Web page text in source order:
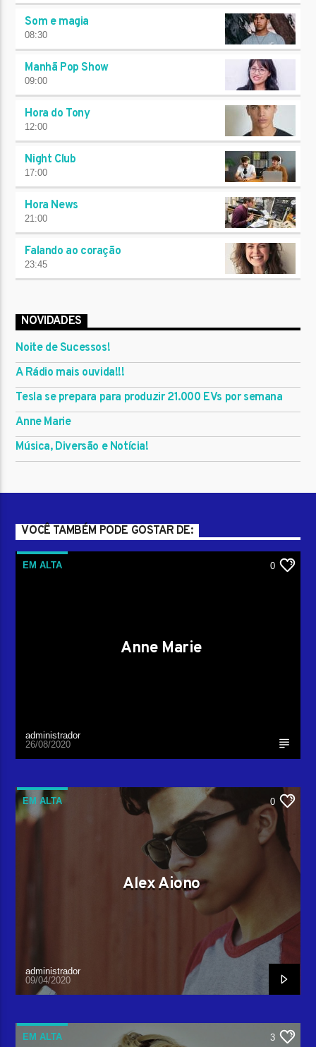
Som e magia
08:30
Manhã Pop Show
09:00
Hora do Tony
12:00
Night Club
17:00
Hora News
21:00
Falando ao coração
23:45
NOVIDADES
Noite de Sucessos!
A Rádio mais ouvida!!!
Tesla se prepara para produzir 21.000 EVs por semana
Anne Marie
Música, Diversão e Notícia!
VOCÊ TAMBÉM PODE GOSTAR DE:
EM ALTA 0
Anne Marie
administrador
26/08/2020
EM ALTA 0
Alex Aiono
administrador
09/04/2020
EM ALTA 3